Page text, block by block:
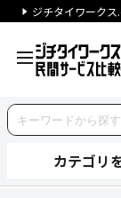
ジチタイワーク
カテゴリ